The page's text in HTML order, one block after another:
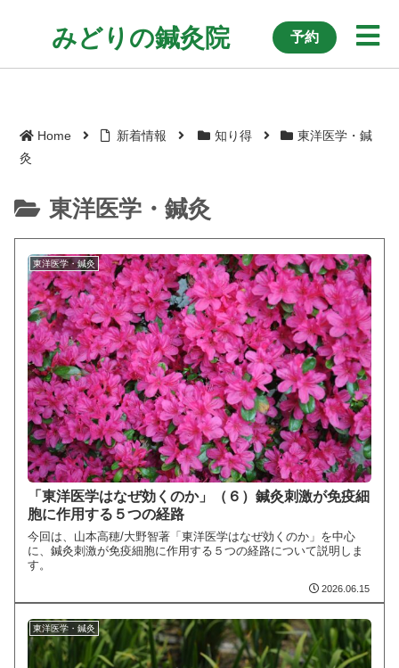
Home 新着情報 知り得
東洋医学・鍼
灸
東洋医学・鍼灸
東洋医学・鍼灸
「東洋医学はなぜ効くのか」（６）鍼灸刺激が免疫細
胞に作用する５つの経路
今回は、山本高穂/大野智著「東洋医学はなぜ効くのか」を中心
に、鍼灸刺激が免疫細胞に作用する５つの経路について説明しま
す。
2026.06.15
東洋医学・鍼灸
つくば市 腰痛・痛み マッサージ・はり・運動療法
みどりの鍼灸院 予約